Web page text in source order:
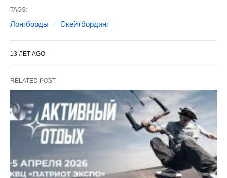
TAGS:
Лонгборды Скейтбординг
13 ЛЕТ AGO
RELATED POST